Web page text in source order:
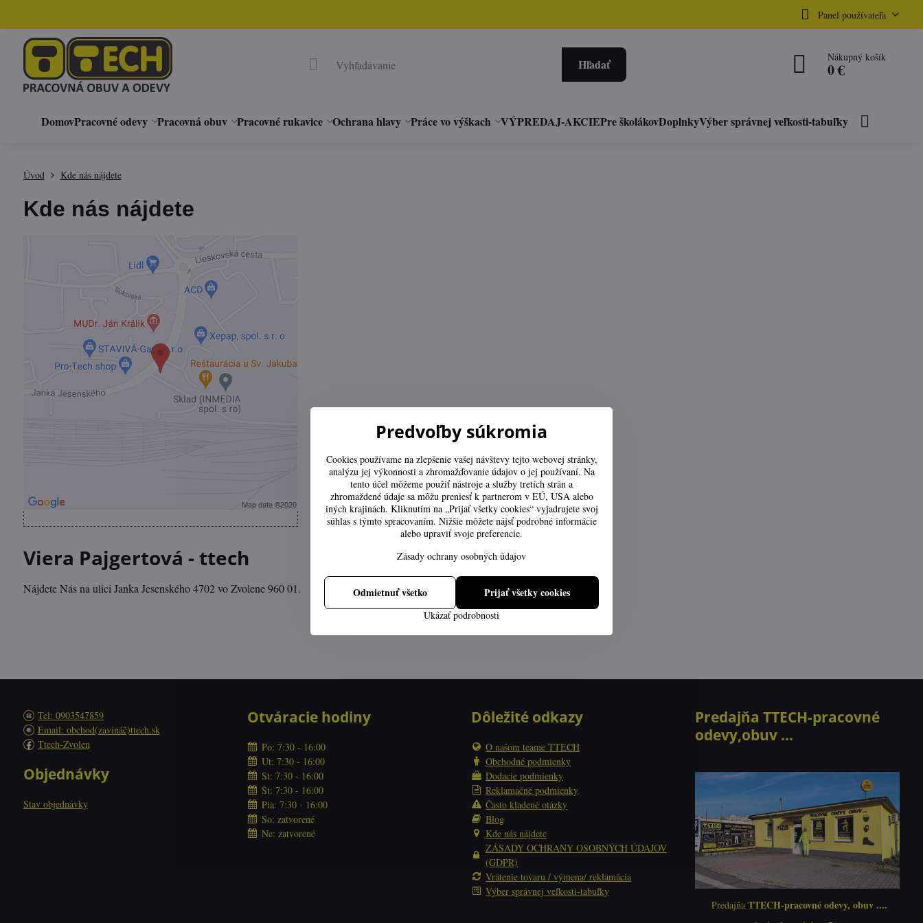
Panel používateľa
Hľadať Nákupný košík
0 €
DomovPracovné odevy Pracovná obuv Pracovné rukavice Ochrana hlavy Práce vo výškach VÝPREDAJ-AKCIEPre školákovDoplnkyVýber správnej veľkosti-tabuľky
Úvod Kde nás nájdete
Kde nás nájdete
Externý obsah je blokovaný Voľbami
súkromia
Prajete si načítať externý obsah?
Viera Pajgertová - ttech
Nájdete Nás na ulici Janka Jesenského 4702 vo Zvolene 960 01.
Tel: 0903547859
Email: obchod(zavináč)ttech.sk
Ttech-Zvolen
Objednávky
Stav objednávky
Otváracie hodiny
Po: 7:30 - 16:00
Ut: 7:30 - 16:00
St: 7:30 - 16:00
Št: 7:30 - 16:00
Pia: 7:30 - 16:00
So: zatvorené
Ne: zatvorené
Dôležité odkazy
O našom teame TTECH
Obchodné podmienky
Dodacie podmienky
Reklamačné podmienky
Často kladené otázky
Blog
Kde nás nájdete
ZÁSADY OCHRANY OSOBNÝCH ÚDAJOV
(GDPR)
Vrátenie tovaru / výmena/ reklamácia
Výber správnej veľkosti-tabuľky
Predajňa TTECH-pracovné
odevy,obuv ...
Predajňa TTECH-pracovné odevy, obuv ....
Predvoľby súkromia
Cookies používame na zlepšenie vašej návštevy tejto webovej stránky,
analýzu jej výkonnosti a zhromažďovanie údajov o jej používaní. Na
tento účel môžeme použiť nástroje a služby tretích strán a
zhromaždené údaje sa môžu preniesť k partnerom v EÚ, USA alebo
iných krajinách. Kliknutím na „Prijať všetky cookies“ vyjadrujete svoj
súhlas s týmto spracovaním. Nižšie môžete nájsť podrobné informácie
alebo upraviť svoje preferencie.
Zásady ochrany osobných údajov
Ukázať podrobnosti
Prijať všetky cookies
Odmietnuť všetko